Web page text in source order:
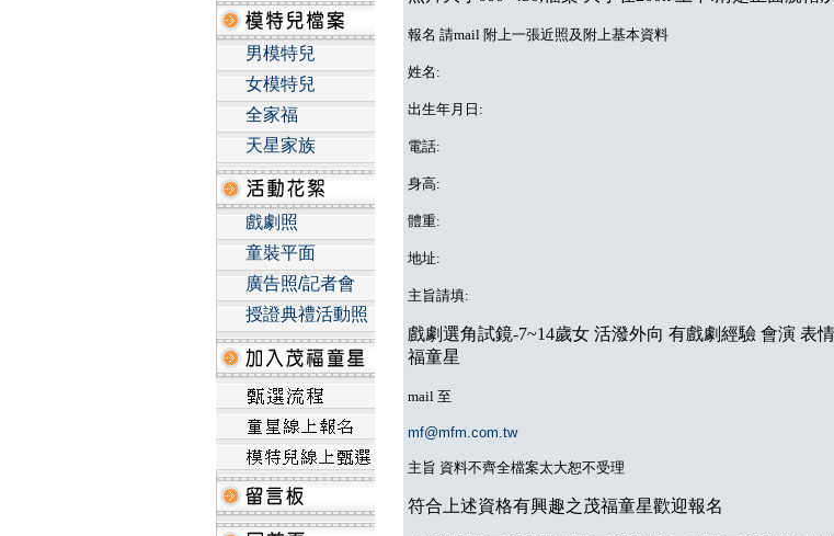
男模特兒
女模特兒
全家福
天星家族
戲劇照
童裝平面
廣告照/記者會
授證典禮活動照
報名 請mail 附上一張近照及附上基本資料
姓名:
出生年月日:
電話:
身高:
體重:
地址:
主旨請填:
戲劇選角試鏡-7~14歲女 活潑外向 有戲劇經驗 會演 表
福童星
mail 至
mf@mfm.com.tw
主旨 資料不齊全檔案太大恕不受理
符合上述資格有興趣之茂福童星歡迎報名